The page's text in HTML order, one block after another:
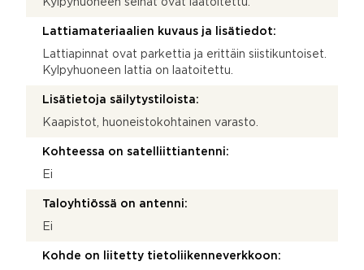
Kylpyhuoneen seinät ovat laatoitettu.
Lattiamateriaalien kuvaus ja lisätiedot:
Lattiapinnat ovat parkettia ja erittäin siistikuntoiset.
Kylpyhuoneen lattia on laatoitettu.
Lisätietoja säilytystiloista:
Kaapistot, huoneistokohtainen varasto.
Kohteessa on satelliittiantenni:
Ei
Taloyhtiössä on antenni:
Ei
Kohde on liitetty tietoliikenneverkkoon: